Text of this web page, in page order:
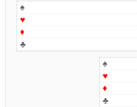
♠
♥
♦
♣
♠
♥
♦
♣